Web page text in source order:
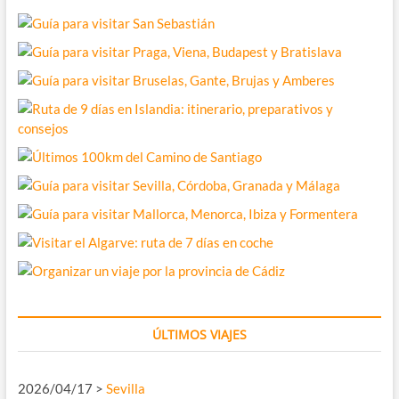
ÚLTIMOS VIAJES
2026/04/17 > Sevilla